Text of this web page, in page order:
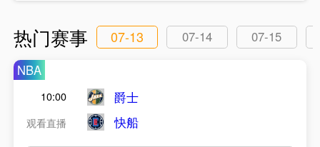
热门赛事 07-13 07-14
07-15
NBA
10:00
观看直播
爵士
快船